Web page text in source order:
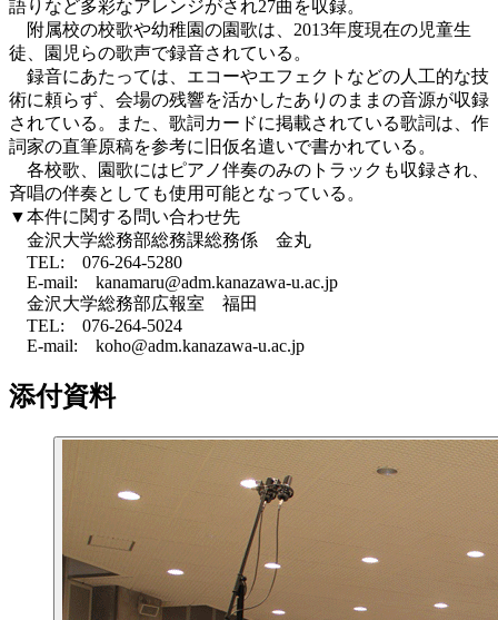
語りなど多彩なアレンジがされ27曲を収録。
附属校の校歌や幼稚園の園歌は、2013年度現在の児童生
徒、園児らの歌声で録音されている。
録音にあたっては、エコーやエフェクトなどの人工的な技
術に頼らず、会場の残響を活かしたありのままの音源が収録
されている。また、歌詞カードに掲載されている歌詞は、作
詞家の直筆原稿を参考に旧仮名遣いで書かれている。
各校歌、園歌にはピアノ伴奏のみのトラックも収録され、
斉唱の伴奏としても使用可能となっている。
▼本件に関する問い合わせ先
金沢大学総務部総務課総務係 金丸
TEL: 076-264-5280
E-mail: kanamaru@adm.kanazawa-u.ac.jp
金沢大学総務部広報室 福田
TEL: 076-264-5024
E-mail: koho@adm.kanazawa-u.ac.jp
添付資料